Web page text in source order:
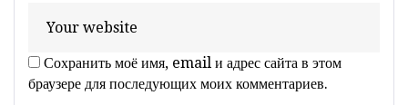
Сохранить моё имя, email и адрес сайта в этом
браузере для последующих моих комментариев.